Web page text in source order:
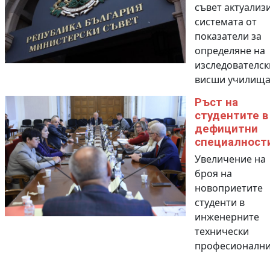
съвет
системата от
показатели за
определяне на
висши училища
Ръст на
студентите в
дефицитни
Увеличение на
броя на
новоприетите
студенти в
инженерните
технически